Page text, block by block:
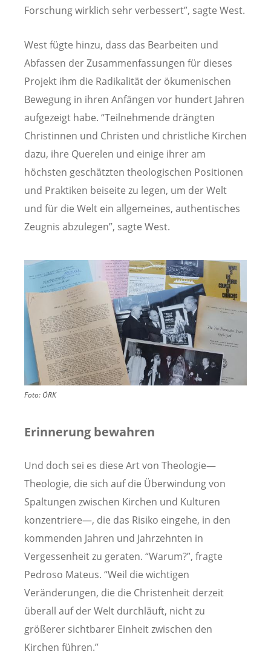
Forschung wirklich sehr verbessert”, sagte West.
West fügte hinzu, dass das Bearbeiten und
Abfassen der Zusammenfassungen für dieses
Projekt ihm die Radikalität der ökumenischen
Bewegung in ihren Anfängen vor hundert Jahren
aufgezeigt habe. “Teilnehmende drängten
Christinnen und Christen und christliche Kirchen
dazu, ihre Querelen und einige ihrer am
höchsten geschätzten theologischen Positionen
und Praktiken beiseite zu legen, um der Welt
und für die Welt ein allgemeines, authentisches
Zeugnis abzulegen”, sagte West.
Image
Foto: ÖRK
Erinnerung bewahren
Und doch sei es diese Art von Theologie—
Theologie, die sich auf die Überwindung von
Spaltungen zwischen Kirchen und Kulturen
konzentriere—, die das Risiko eingehe, in den
kommenden Jahren und Jahrzehnten in
Vergessenheit zu geraten. “Warum?”, fragte
Pedroso Mateus. “Weil die wichtigen
Veränderungen, die die Christenheit derzeit
überall auf der Welt durchläuft, nicht zu
größerer sichtbarer Einheit zwischen den
Kirchen führen.”